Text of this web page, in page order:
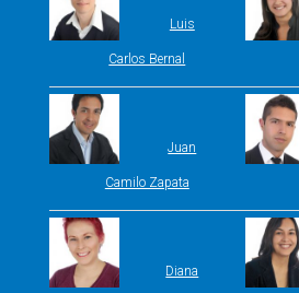
Luis
Carlos Bernal
Juan
Camilo Zapata
Diana